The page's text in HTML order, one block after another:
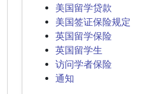
美国留学贷款
美国签证保险规定
英国留学保险
英国留学生
访问学者保险
通知